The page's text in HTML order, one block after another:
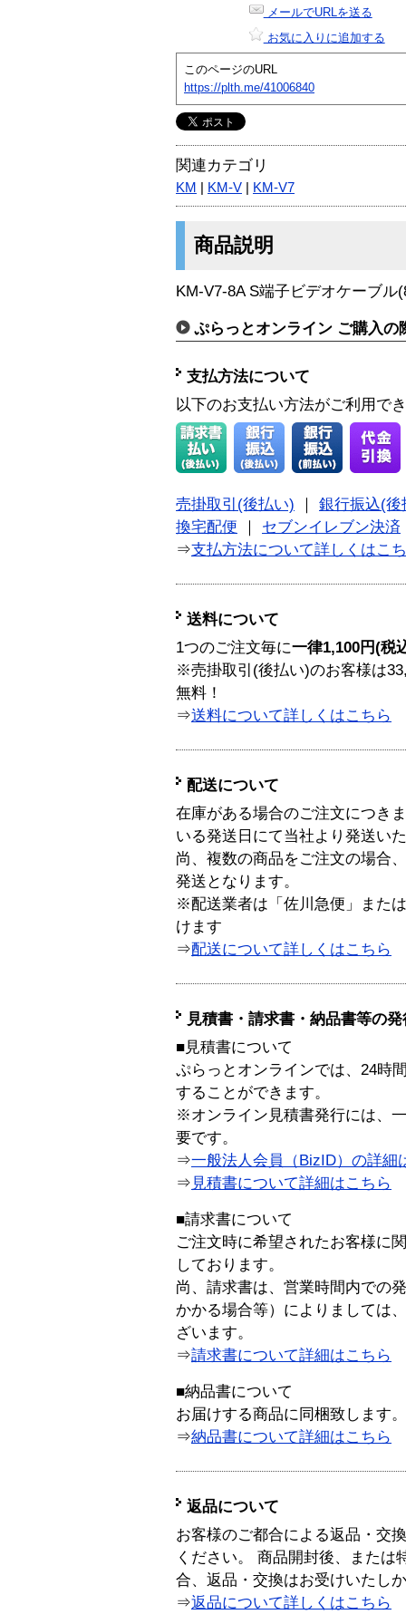
メールでURLを送る
お気に入りに追加する
このページのURL
https://plth.me/41006840
関連カテゴリ
KM KM-V KM-V7
商品説明
KM-V7-8A S端子ビデオケーブル
ぷらっとオンライン ご購入の
支払方法について
以下のお支払い方法がご利用で
売掛取引(後払い)
銀行振込(後
換宅配便
セブンイレブン決済
⇒支払方法について詳しくはこ
送料について
1つのご注文毎に一律1,100円(税
※売掛取引(後払い)のお客様は
無料！
⇒送料について詳しくはこちら
配送について
在庫がある場合のご注文につき
いる発送日にて当社より発送い
尚、複数の商品をご注文の場合
発送となります。
※配送業者は「佐川急便」また
けます
⇒配送について詳しくはこちら
見積書・請求書・納品書等の
■見積書について
ぷらっとオンラインでは、24時
することができます。
※オンライン見積書発行には、
要です。
⇒一般法人会員（BizID）の詳細
⇒ 見積書について詳細はこちら
■請求書について
ご注文時に希望されたお客様に
しております。
尚、請求書は、営業時間内での
かかる場合等）によりましては
ざいます。
⇒請求書について詳細はこちら
■納品書について
お届けする商品に同梱致します。
⇒納品書について詳細はこちら
返品について
お客様のご都合による返品・交
ください。 商品開封後、または
合、返品・交換はお受けいたし
⇒返品について詳しくはこちら